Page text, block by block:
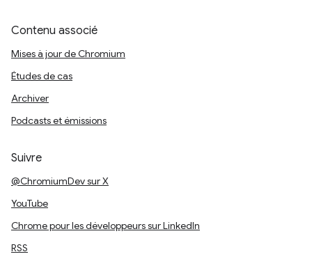
Contenu associé
Mises à jour de Chromium
Études de cas
Archiver
Podcasts et émissions
Suivre
@ChromiumDev sur X
YouTube
Chrome pour les développeurs sur LinkedIn
RSS